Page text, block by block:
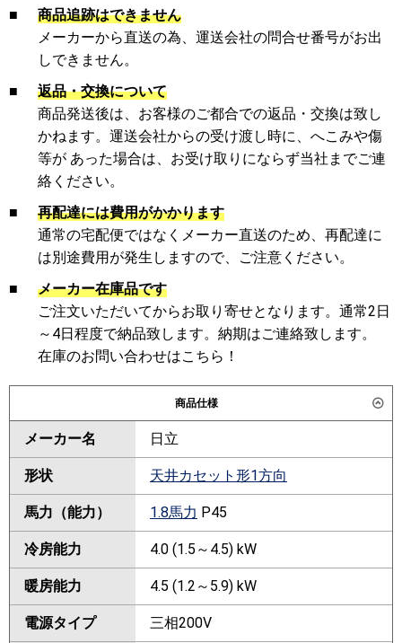
■
商品追跡はできません
メーカーから直送の為、運送会社の問合せ番号がお出
しできません。
■
返品・交換について
商品発送後は、お客様のご都合での返品・交換は致し
かねます。運送会社からの受け渡し時に、へこみや傷
等が あった場合は、お受け取りにならず当社までご連
絡ください。
■
再配達には費用がかかります
通常の宅配便ではなくメーカー直送のため、再配達に
は別途費用が発生しますので、ご注意ください。
■
メーカー在庫品です
ご注文いただいてからお取り寄せとなります。通常2日
～4日程度で納品致します。納期はご連絡致します。
在庫のお問い合わせはこちら！
商品仕様
メーカー名 日立
形状 天井カセット形1方向
馬力（能力） 1.8馬力 P45
冷房能力 4.0 (1.5～4.5) kW
暖房能力 4.5 (1.2～5.9) kW
電源タイプ 三相200V